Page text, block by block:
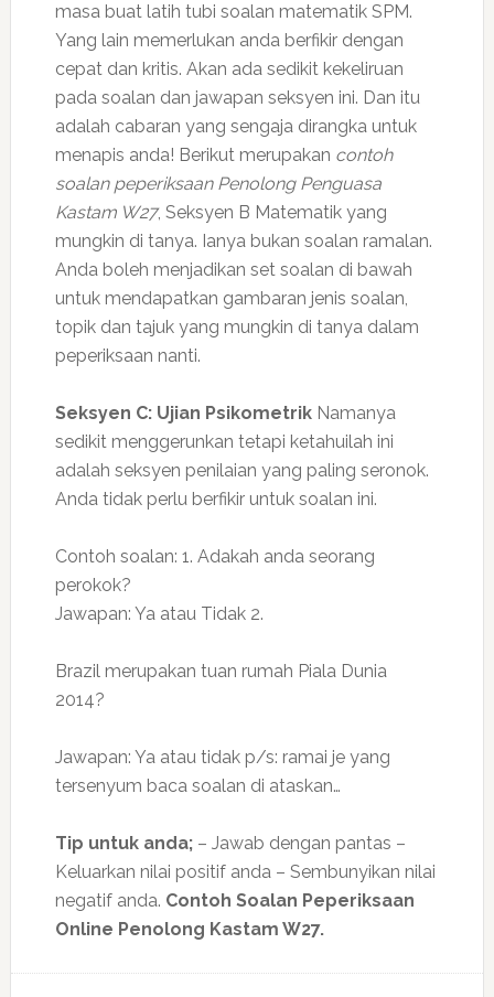
masa buat latih tubi soalan matematik SPM.
Yang lain memerlukan anda berfikir dengan
cepat dan kritis. Akan ada sedikit kekeliruan
pada soalan dan jawapan seksyen ini. Dan itu
adalah cabaran yang sengaja dirangka untuk
menapis anda! Berikut merupakan contoh
soalan peperiksaan Penolong Penguasa
Kastam W27, Seksyen B Matematik yang
mungkin di tanya. Ianya bukan soalan ramalan.
Anda boleh menjadikan set soalan di bawah
untuk mendapatkan gambaran jenis soalan,
topik dan tajuk yang mungkin di tanya dalam
peperiksaan nanti.
Seksyen C: Ujian PsikometrikNamanya
sedikit menggerunkan tetapi ketahuilah ini
adalah seksyen penilaian yang paling seronok.
Anda tidak perlu berfikir untuk soalan ini.
Contoh soalan: 1. Adakah anda seorang
perokok?
Jawapan: Ya atau Tidak 2.
Brazil merupakan tuan rumah Piala Dunia
2014?
Jawapan: Ya atau tidak p/s: ramai je yang
tersenyum baca soalan di ataskan…
Tip untuk anda;– Jawab dengan pantas –
Keluarkan nilai positif anda – Sembunyikan nilai
negatif anda. Contoh Soalan Peperiksaan
Online Penolong Kastam W27.